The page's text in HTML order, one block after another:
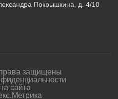
Покрышкина, д. 4/10
защищены
сайта